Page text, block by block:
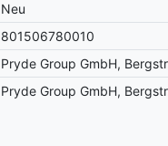
Neu
801506780010
Pryde Group GmbH,
Pryde Group GmbH,